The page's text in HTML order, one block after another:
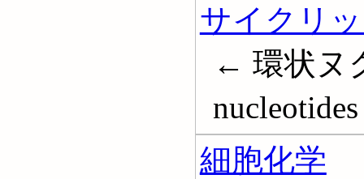
サイクリ
← 環状ヌ
nucleotides
細胞化学